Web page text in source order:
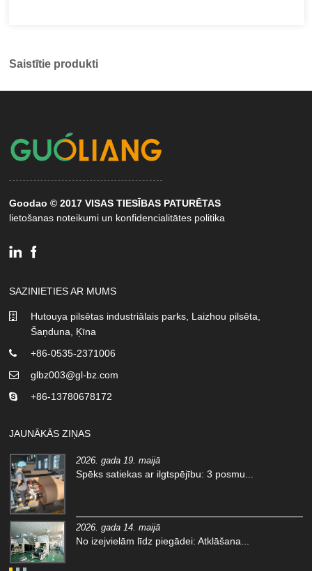
Saistītie produkti
Goodao © 2017 VISAS TIESĪBAS PATURĒTAS
lietošanas noteikumi un konfidencialitātes politika
SAZINIETIES AR MUMS
Hutouya pilsētas industriālais parks, Laizhou pilsēta,
Šaņduna, Ķīna
+86-0535-2371006
glbz003@gl-bz.com
+86-13780678172
JAUNĀKĀS ZIŅAS
2026. gada 19. maijā
Spēks satiekas ar ilgtspējību: 3 posmu...
2026. gada 14. maijā
No izejvielām līdz piegādei: Atklāšana...